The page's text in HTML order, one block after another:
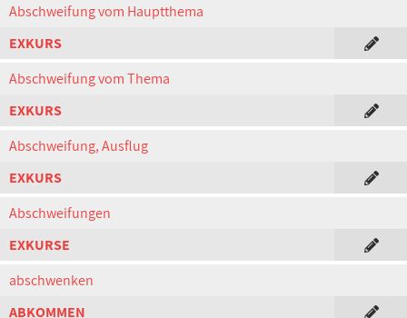
Abschweifung vom Hauptthema
EXKURS
Abschweifung vom Thema
EXKURS
Abschweifung, Ausflug
EXKURS
Abschweifungen
EXKURSE
abschwenken
ABKOMMEN